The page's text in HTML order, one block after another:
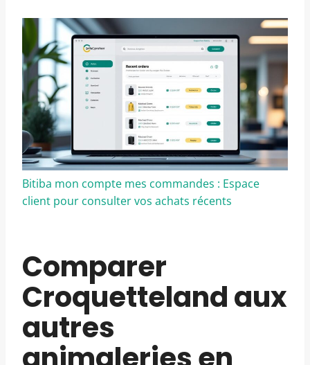
Bitiba mon compte mes commandes : Espace
client pour consulter vos achats récents
Comparer
Croquetteland aux
autres